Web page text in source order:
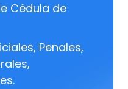
Cédula de
Penales,